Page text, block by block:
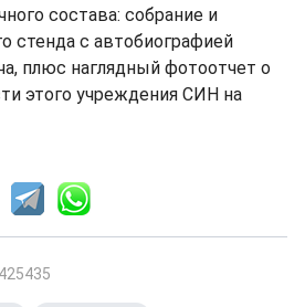
состава: собрание и
стенда с автобиографией
плюс наглядный фотоотчет о
этого учреждения СИН на